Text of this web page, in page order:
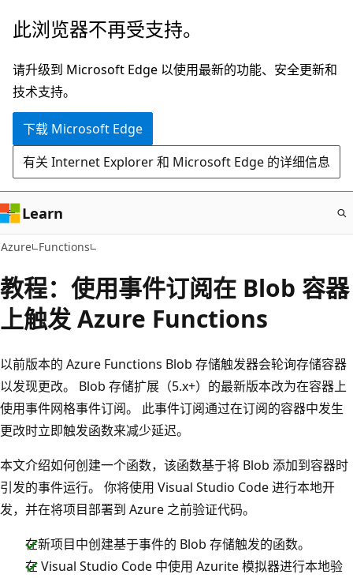
跳
主
要
内
此浏览器不再受支持。
请升级到 Microsoft Edge 以使用最新的功能、安全更新和
技术支持。
下载 Microsoft Edge
有关 Internet Explorer 和 Microsoft Edge 的详细信息
Learn
Azure Functions
教程：使用事件订阅在 Blob 容器
上触发 Azure Functions
以前版本的 Azure Functions Blob 存储触发器会轮询存储容器
以发现更改。 Blob 存储扩展（5.x+）的最新版本改为在容器上
使用事件网格事件订阅。 此事件订阅通过在订阅的容器中发生
更改时立即触发函数来减少延迟。
本文介绍如何创建一个函数，该函数基于将 Blob 添加到容器时
引发的事件运行。 你将使用 Visual Studio Code 进行本地开
发，并在将项目部署到 Azure 之前验证代码。
在新项目中创建基于事件的 Blob 存储触发的函数。
在 Visual Studio Code 中使用 Azurite 模拟器进行本地验